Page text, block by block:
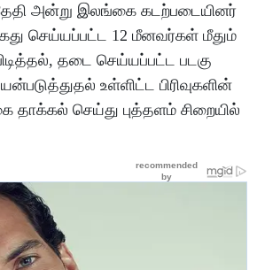
அன்று இலங்கை கடற்படையினர்
செய்யப்பட்ட 12 மீனவர்கள் மீதும்
தடை செய்யப்பட்ட படகு
உள்ளிட்ட பிரிவுகளின்
தாக்கல் செய்து புத்தளம் சிறையில்